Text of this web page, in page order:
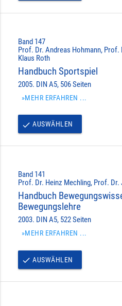
Band 147
Prof. Dr. Andreas Hohmann, Prof.
Klaus Roth
Handbuch Sportspiel
2005. DIN A5, 506 Seiten
»MEHR ERFAHREN ...
done AUSWÄHLEN
Band 141
Prof. Dr. Heinz Mechling, Prof.
Handbuch
Bewegungslehre
2003. DIN A5, 522 Seiten
»MEHR ERFAHREN ...
done AUSWÄHLEN